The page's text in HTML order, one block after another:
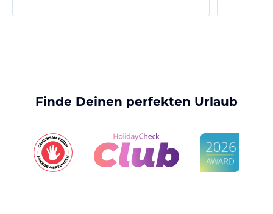
Finde Deinen perfekten Urlaub